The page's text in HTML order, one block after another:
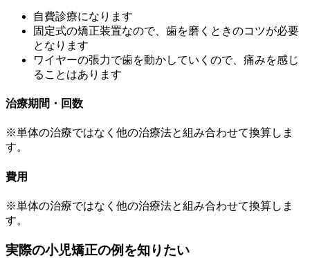
自費診療になります
固定式の矯正装置なので、歯を磨くときのコツが必要
となります
ワイヤーの張力で歯を動かしていくので、痛みを感じ
ることはあります
治療期間・回数
※単体の治療ではなく他の治療法と組み合わせて換算しま
す。
費用
※単体の治療ではなく他の治療法と組み合わせて換算しま
す。
実際の小児矯正の例を知りたい